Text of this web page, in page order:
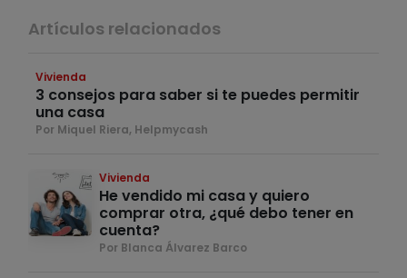
Artículos relacionados
Vivienda
3 consejos para saber si te puedes permitir
una casa
Por Miquel Riera, Helpmycash
Vivienda
He vendido mi casa y quiero
comprar otra, ¿qué debo tener en
cuenta?
Por Blanca Álvarez Barco